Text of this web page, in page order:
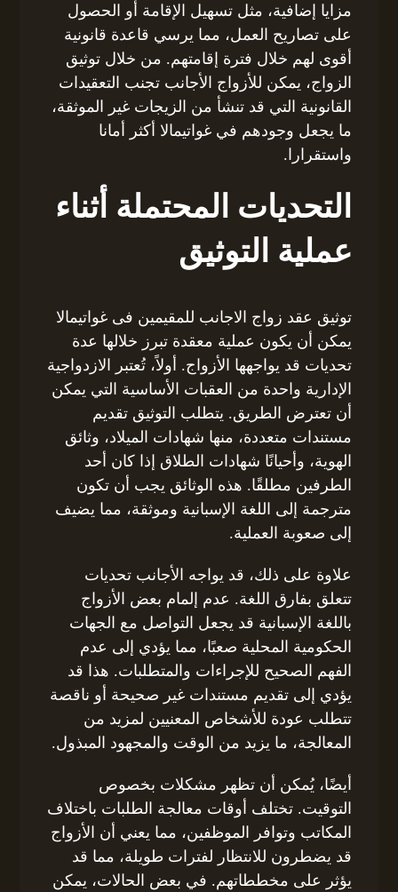
مزايا إضافية، مثل تسهيل الإقامة أو الحصول
على تصاريح العمل، مما يرسي قاعدة قانونية
أقوى لهم خلال فترة إقامتهم. من خلال توثيق
الزواج، يمكن للأزواج الأجانب تجنب التعقيدات
القانونية التي قد تنشأ من الزيجات غير الموثقة،
ما يجعل وجودهم في غواتيمالا أكثر أمانا
واستقرارا.
التحديات المحتملة أثناء
عملية التوثيق
توثيق عقد زواج الاجانب للمقيمين فى غواتيمالا
يمكن أن يكون عملية معقدة تبرز خلالها عدة
تحديات قد يواجهها الأزواج. أولاً، تُعتبر الازدواجية
الإدارية واحدة من العقبات الأساسية التي يمكن
أن تعترض الطريق. يتطلب التوثيق تقديم
مستندات متعددة، منها شهادات الميلاد، وثائق
الهوية، وأحيانًا شهادات الطلاق إذا كان أحد
الطرفين مطلقًا. هذه الوثائق يجب أن تكون
مترجمة إلى اللغة الإسبانية وموثقة، مما يضيف
إلى صعوبة العملية.
علاوة على ذلك، قد يواجه الأجانب تحديات
تتعلق بفارق اللغة. عدم إلمام بعض الأزواج
باللغة الإسبانية قد يجعل التواصل مع الجهات
الحكومية المحلية صعبًا، مما يؤدي إلى عدم
الفهم الصحيح للإجراءات والمتطلبات. هذا قد
يؤدي إلى تقديم مستندات غير صحيحة أو ناقصة
تتطلب عودة للأشخاص المعنيين لمزيد من
المعالجة، ما يزيد من الوقت والمجهود المبذول.
أيضًا، يُمكن أن تظهر مشكلات بخصوص
التوقيت. تختلف أوقات معالجة الطلبات باختلاف
المكاتب وتوافر الموظفين، مما يعني أن الأزواج
قد يضطرون للانتظار لفترات طويلة، مما قد
يؤثر على مخططاتهم. في بعض الحالات، يمكن